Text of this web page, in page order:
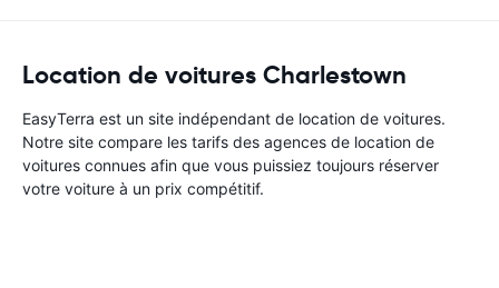
Location de voitures Charlestown
EasyTerra est un site indépendant de location de voitures.
Notre site compare les tarifs des agences de location de
voitures connues afin que vous puissiez toujours réserver
votre voiture à un prix compétitif.